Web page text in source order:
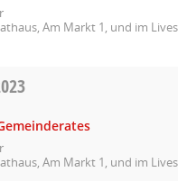
Am Markt 1, und im
Am Markt 1, und im